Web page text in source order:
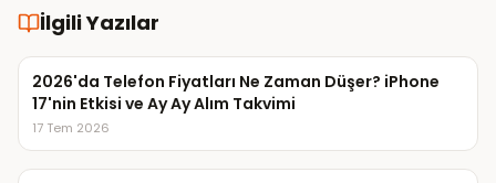
İlgili Yazılar
2026'da Telefon Fiyatları Ne Zaman Düşer? iPhone
17'nin Etkisi ve Ay Ay Alım Takvimi
17 Tem 2026